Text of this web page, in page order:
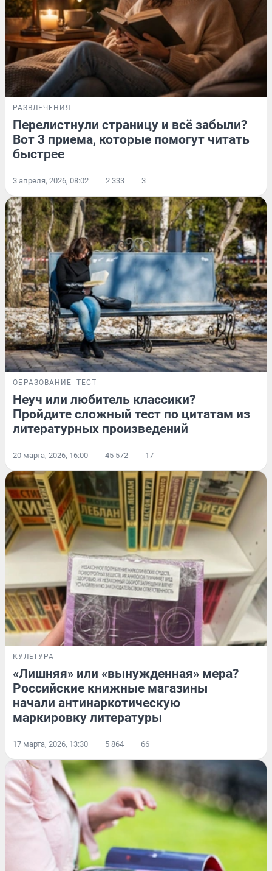
РАЗВЛЕЧЕНИЯ
Перелистнули страницу и всё забыли?
Вот 3 приема, которые помогут читать
быстрее
3 апреля, 2026, 08:02 2 333 3
ОБРАЗОВАНИЕ ТЕСТ
Неуч или любитель классики?
Пройдите сложный тест по цитатам из
литературных произведений
20 марта, 2026, 16:00 45 572 17
КУЛЬТУРА
«Лишняя» или «вынужденная» мера?
Российские книжные магазины
начали антинаркотическую
маркировку литературы
17 марта, 2026, 13:30 5 864 66